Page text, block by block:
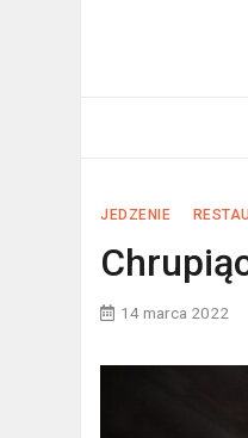
JEDZENIE
14 marca 2022